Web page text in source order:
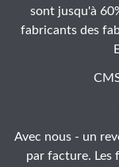
sont jusqu'à
fabricants des
Avec nous - un
par facture. Les